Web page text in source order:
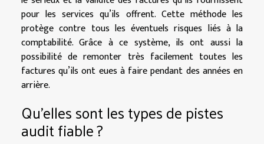
pour les services qu’ils offrent. Cette méthode les
protège contre tous les éventuels risques liés à la
comptabilité. Grâce à ce système, ils ont aussi la
possibilité de remonter très facilement toutes les
factures qu’ils ont eues à faire pendant des années en
arrière.
Qu’elles sont les types de pistes
audit fiable ?